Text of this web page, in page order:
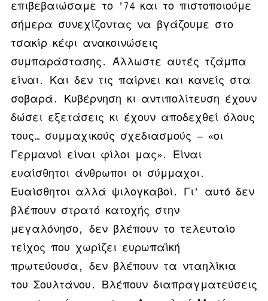
επιβεβαιώσαμε το ’74 και το πιστοποιούμε
σήμερα συνεχίζοντας να βγάζουμε στο
τσακίρ κέφι ανακοινώσεις
συμπαράστασης. Άλλωστε αυτές τζάμπα
είναι. Και δεν τις παίρνει και κανείς στα
σοβαρά. Κυβέρνηση κι αντιπολίτευση έχουν
δώσει εξετάσεις κι έχουν αποδεχθεί όλους
τους… συμμαχικούς σχεδιασμούς ‒ «οι
Γερμανοί είναι φίλοι μας». Είναι
ευαίσθητοι άνθρωποι οι σύμμαχοι.
Ευαίσθητοι αλλά ψιλογκαβοί. Γι’ αυτό δεν
βλέπουν στρατό κατοχής στην
μεγαλόνησο, δεν βλέπουν το τελευταίο
τείχος που χωρίζει ευρωπαϊκή
πρωτεύουσα, δεν βλέπουν τα νταηλίκια
του Σουλτάνου. Βλέπουν διαπραγματεύσεις